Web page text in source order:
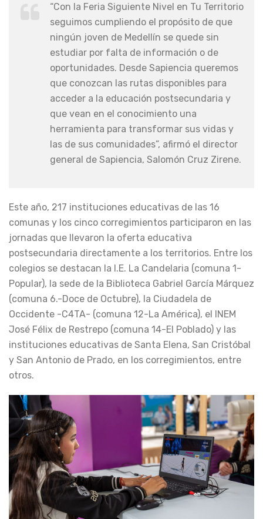
“Con la Feria Siguiente Nivel en Tu Territorio
seguimos cumpliendo el propósito de que
ningún joven de Medellín se quede sin
estudiar por falta de información o de
oportunidades. Desde Sapiencia queremos
que conozcan las rutas disponibles para
acceder a la educación postsecundaria y
que vean en el conocimiento una
herramienta para transformar sus vidas y
las de sus comunidades”, afirmó el director
general de Sapiencia, Salomón Cruz Zirene.
Este año, 217 instituciones educativas de las 16
comunas y los cinco corregimientos participaron en las
jornadas que llevaron la oferta educativa
postsecundaria directamente a los territorios. Entre los
colegios se destacan la I.E. La Candelaria (comuna 1-
Popular), la sede de la Biblioteca Gabriel García Márquez
(comuna 6.-Doce de Octubre), la Ciudadela de
Occidente -C4TA- (comuna 12-La América), el INEM
José Félix de Restrepo (comuna 14-El Poblado) y las
instituciones educativas de Santa Elena, San Cristóbal
y San Antonio de Prado, en los corregimientos, entre
otros.